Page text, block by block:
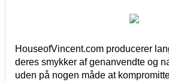
HouseofVincent.com producerer
deres smykker af genanvendte og
uden på nogen måde at